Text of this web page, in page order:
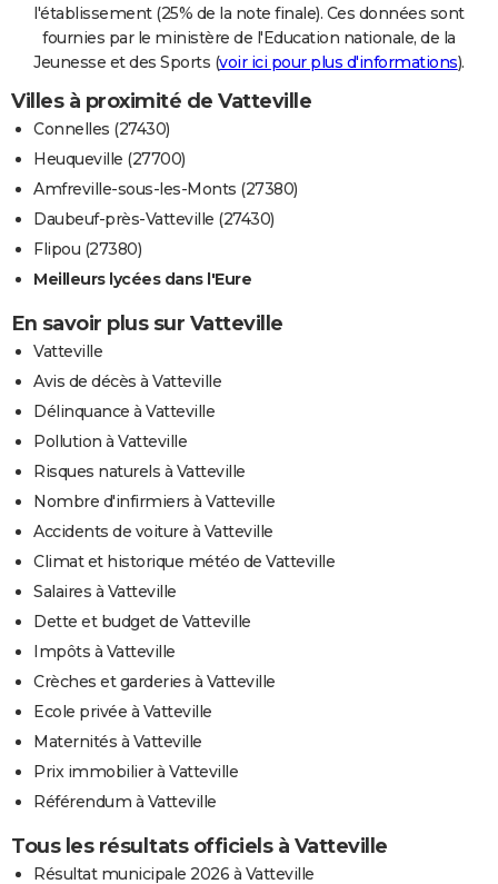
l'établissement (25% de la note finale). Ces données sont
fournies par le ministère de l'Education nationale, de la
Jeunesse et des Sports (voir ici pour plus d'informations).
Villes à proximité de Vatteville
Connelles (27430)
Heuqueville (27700)
Amfreville-sous-les-Monts (27380)
Daubeuf-près-Vatteville (27430)
Flipou (27380)
Meilleurs lycées dans l'Eure
En savoir plus sur Vatteville
Vatteville
Avis de décès à Vatteville
Délinquance à Vatteville
Pollution à Vatteville
Risques naturels à Vatteville
Nombre d'infirmiers à Vatteville
Accidents de voiture à Vatteville
Climat et historique météo de Vatteville
Salaires à Vatteville
Dette et budget de Vatteville
Impôts à Vatteville
Crèches et garderies à Vatteville
Ecole privée à Vatteville
Maternités à Vatteville
Prix immobilier à Vatteville
Référendum à Vatteville
Tous les résultats officiels à Vatteville
Résultat municipale 2026 à Vatteville